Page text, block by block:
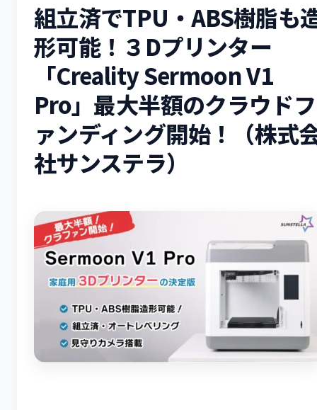
組立済でTPU・ABS樹脂も
形可能！３Dプリンター
「Creality Sermoon V1
Pro」最大半額のクラウドフ
ァンディング開始！（株式
社サンステラ）